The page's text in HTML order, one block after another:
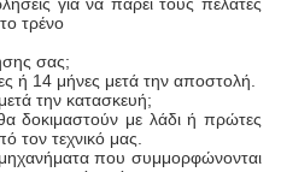
τρένο
σας;
ή 14 μήνες μετά την αποστολή.
την κατασκευή;
δοκιμαστούν με λάδι ή πρώτες
τον τεχνικό μας.
που συμμορφώνονται